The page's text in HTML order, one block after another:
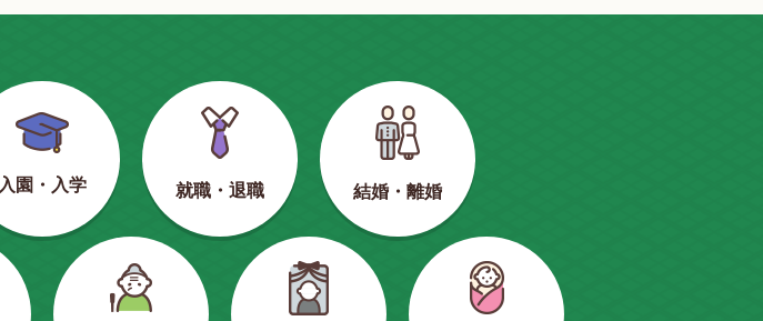
入園・入学 就職・退職 結婚・離婚